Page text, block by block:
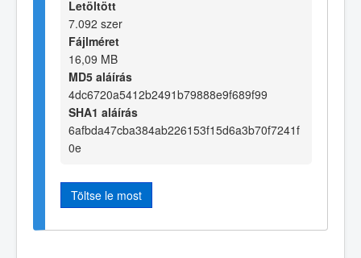
Letöltött
7.092 szer
Fájlméret
16,09 MB
MD5 aláírás
4dc6720a5412b2491b79888e9f689f99
SHA1 aláírás
6afbda47cba384ab226153f15d6a3b70f7241f
0e
Töltse le most